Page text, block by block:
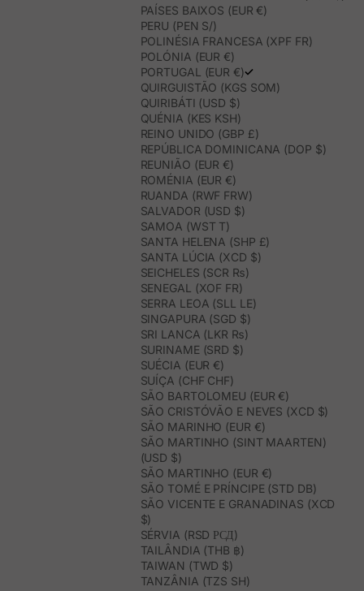
PAÍSES BAIXOS (EUR €)
PERU (PEN S/)
POLINÉSIA FRANCESA (XPF FR)
POLÓNIA (EUR €)
PORTUGAL (EUR €)
QUIRGUISTÃO (KGS SOM)
QUIRIBÁTI (USD $)
QUÉNIA (KES KSH)
REINO UNIDO (GBP £)
REPÚBLICA DOMINICANA (DOP $)
REUNIÃO (EUR €)
ROMÉNIA (EUR €)
RUANDA (RWF FRW)
SALVADOR (USD $)
SAMOA (WST T)
SANTA HELENA (SHP £)
SANTA LÚCIA (XCD $)
SEICHELES (SCR ₨)
SENEGAL (XOF FR)
SERRA LEOA (SLL LE)
SINGAPURA (SGD $)
SRI LANCA (LKR ₨)
SURINAME (SRD $)
SUÉCIA (EUR €)
SUÍÇA (CHF CHF)
SÃO BARTOLOMEU (EUR €)
SÃO CRISTÓVÃO E NEVES (XCD $)
SÃO MARINHO (EUR €)
SÃO MARTINHO (SINT MAARTEN)
(USD $)
SÃO MARTINHO (EUR €)
SÃO TOMÉ E PRÍNCIPE (STD DB)
SÃO VICENTE E GRANADINAS (XCD
$)
SÉRVIA (RSD РСД)
TAILÂNDIA (THB ฿)
TAIWAN (TWD $)
TANZÂNIA (TZS SH)